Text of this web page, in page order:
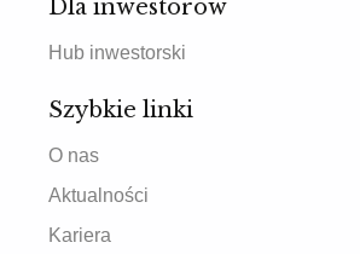
Dla inwestorów
Hub inwestorski
Szybkie linki
O nas
Aktualności
Kariera